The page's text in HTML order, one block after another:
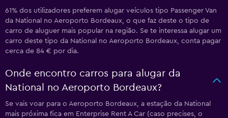
61% dos utilizadores preferem alugar veículos tipo Passenger Van
da National no Aeroporto Bordeaux, o que faz deste o tipo de
carro de aluguer mais popular na região. Se te interessa alugar um
carro deste tipo da National no Aeroporto Bordeaux, conta pagar
cerca de 84 € por dia.
Onde encontro carros para alugar da
National no Aeroporto Bordeaux?
Se vais voar para o Aeroporto Bordeaux, a estação da National
mais próxima fica em Enterprise Rent A Car (caso precises, o